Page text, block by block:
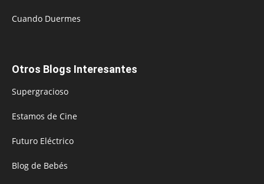
Cuando Duermes
Otros Blogs Interesantes
Supergracioso
Estamos de Cine
Futuro Eléctrico
Blog de Bebés